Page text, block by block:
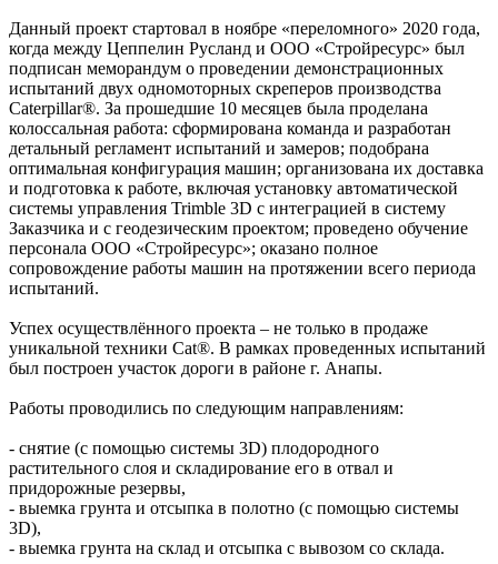
Данный проект стартовал в ноябре «переломного» 2020 года,
когда между Цеппелин Русланд и ООО «Стройресурс» был
подписан меморандум о проведении демонстрационных
испытаний двух одномоторных скреперов производства
Caterpillar®. За прошедшие 10 месяцев была проделана
колоссальная работа: сформирована команда и разработан
детальный регламент испытаний и замеров; подобрана
оптимальная конфигурация машин; организована их доставка
и подготовка к работе, включая установку автоматической
системы управления Trimble 3D с интеграцией в систему
Заказчика и c геодезическим проектом; проведено обучение
персонала ООО «Стройресурс»; оказано полное
сопровождение работы машин на протяжении всего периода
испытаний.
Успех осуществлённого проекта – не только в продаже
уникальной техники Cat®. В рамках проведенных испытаний
был построен участок дороги в районе г. Анапы.
Работы проводились по следующим направлениям:
- снятие (с помощью системы 3D) плодородного
растительного слоя и складирование его в отвал и
придорожные резервы,
- выемка грунта и отсыпка в полотно (с помощью системы
3D),
- выемка грунта на склад и отсыпка с вывозом со склада.